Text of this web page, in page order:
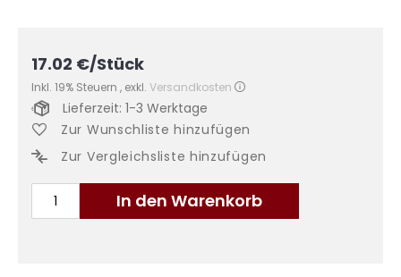
17.02 €/Stück
Inkl. 19% Steuern , exkl. Versandkosten
In den Warenkorb
Lieferzeit: 1-3 Werktage
Zur Wunschliste hinzufügen
Zur Vergleichsliste hinzufügen